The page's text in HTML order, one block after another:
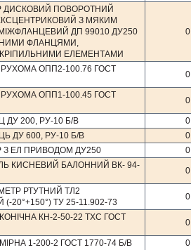
ДИСКОВИЙ ПОВОРОТНИЙ
З МЯКИМ
ДП 99010 ДУ250
ФЛАНЦЯМИ,
ЕЛЕМЕНТАМИ
0
ОПП2-100.76 ГОСТ
0
ОПП1-100.45 ГОСТ
0
ДУ 200, РУ-10 Б/В 0
ДУ 600, РУ-10 Б/В 0
З ЕЛ ПРИВОДОМ ДУ250 0
КИСНЕВИЙ БАЛОННИЙ ВК- 94-
0
РТУТНИЙ ТЛ2
20°+150°) ТУ 25-11.902-73
0
КН-2-50-22 ТХС ГОСТ
0
1-200-2 ГОСТ 1770-74 Б/В 0